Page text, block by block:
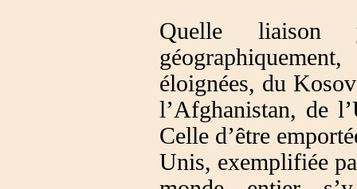
Quelle
éloignées, du
l’Afghanistan, de
Celle d’être
Unis, exemplifiée